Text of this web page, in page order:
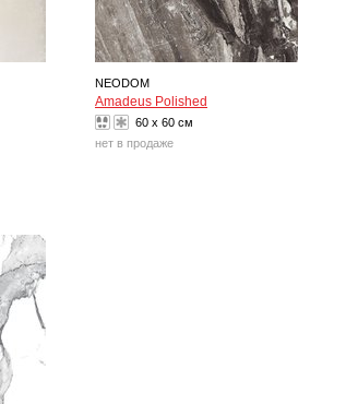
NEODOM
Amadeus Polished
60 x 60 см
нет в продаже